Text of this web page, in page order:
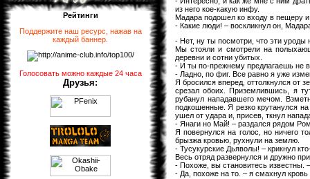
Рейтинги
Поддержите наш ресурс, нажав на
каждый баннер
Голосовать можно каждые 24 часа
Друзья:
из него кое-какую инфу.
Мадара подошел ко входу в пещеру
- Какие люди! – воскликнул он,
- Нет, ну ты посмотри, что эти
Мы стояли и смотрели на
деревни и сотни убитых.
- И ты по-прежнему предлагаешь не
- Ладно, по фиг. Все равно я уже
Я бросился вперед, оттолкнулся от
срезал обоих. Приземлившись, я
рубанул нападавшего мечом.
подкошенные. Я резко крутанулся
ушел от удара и, присев, ткнул
- Янаги но Май! – раздался рядом
Я повернулся на голос, но ничего
брызжа кровью, рухнули на землю.
- Тусукурские Дьяволы! – крикнул
Весь отряд развернулся и дружно
- Похоже, вы становитесь известны.
- Да, похоже на то. – я смахнул